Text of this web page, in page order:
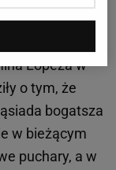
w
gol
Lopeza w
o tym, że
bogatsza
w bieżącym
puchary, a w